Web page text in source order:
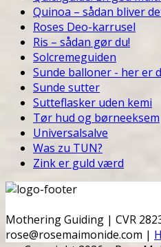
Quinoa – sådan bliver
Roses Deo-karrusel
Ris – sådan gør du!
Solcremeguiden
Sunde balloner - her er
Sunde sutter
Sutteflasker uden kemi
Tør hud og børneeksem
Universalsalve
Was zu TUN?
Zink er guld værd
Mothering Guiding | CVR
rose@rosemaimonide.com |